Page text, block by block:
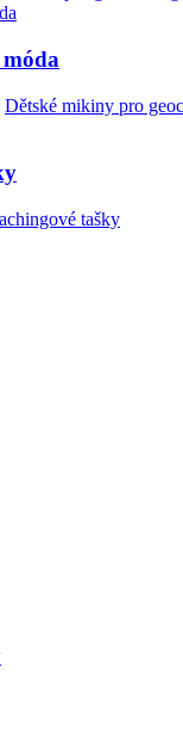
Dětské mikiny pro
tašky